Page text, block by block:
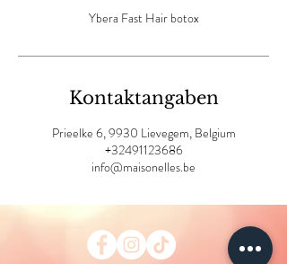
Ybera Fast Hair botox
Kontaktangaben
Prieelke 6, 9930 Lievegem, Belgium
+32491123686
info@maisonelles.be